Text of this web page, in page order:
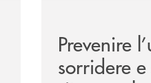
Prevenire
sorridere